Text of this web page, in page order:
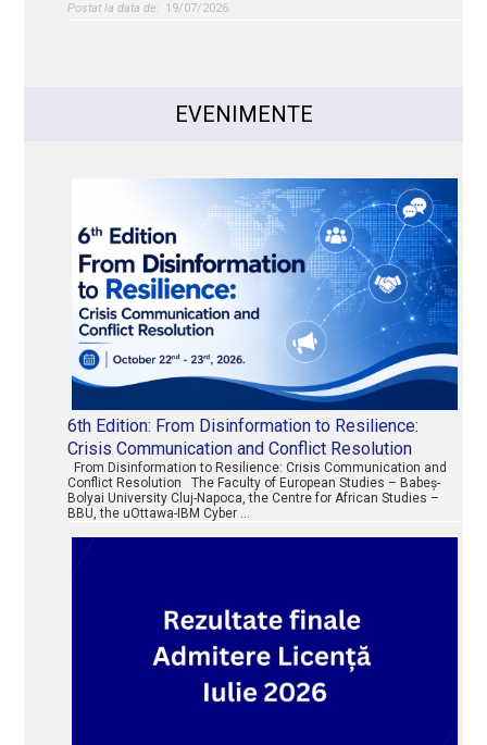
19/07/2026
EVENIMENTE
6th Edition: From Disinformation to Resilience:
Crisis Communication and Conflict Resolution
From Disinformation to Resilience: Crisis Communication and
Conflict Resolution The Faculty of European Studies – Babeș-
Bolyai University Cluj-Napoca, the Centre for African Studies –
BBU, the uOttawa-IBM Cyber …